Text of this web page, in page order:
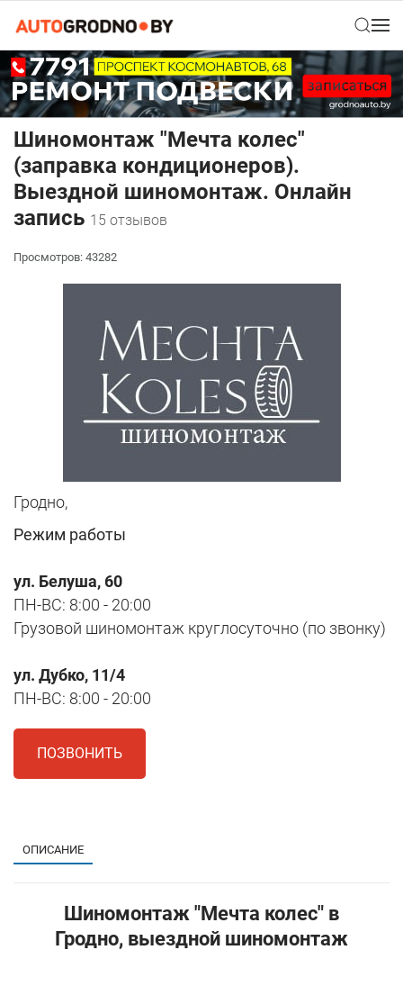
Шиномонтаж "Мечта колес"
(заправка кондиционеров).
Выездной шиномонтаж. Онлайн
запись 15 отзывов
Просмотров: 43282
Гродно,
Режим работы
ул. Белуша, 60
ПН-ВС: 8:00 - 20:00
Грузовой шиномонтаж круглосуточно (по звонку)
ул. Дубко, 11/4
ПН-ВС: 8:00 - 20:00
ПОЗВОНИТЬ
ОПИСАНИЕ
Шиномонтаж "Мечта колес" в
Гродно, выездной шиномонтаж